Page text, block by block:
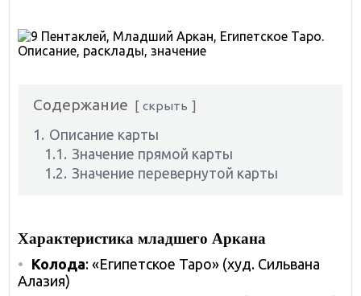
Содержание скрыть
1. Описание карты
1.1. Значение прямой карты
1.2. Значение перевернутой карты
Характеристика младшего Аркана
Колода: «Египетское Таро» (худ. Сильвана
Алазия)